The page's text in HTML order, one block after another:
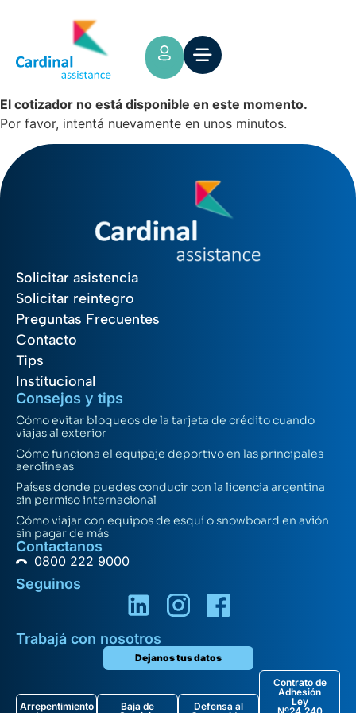
El cotizador no está disponible en este momento.
Por favor, intentá nuevamente en unos minutos.
Solicitar asistencia
Solicitar reintegro
Preguntas Frecuentes
Contacto
Tips
Institucional
Consejos y tips
Cómo evitar bloqueos de la tarjeta de crédito cuando
viajas al exterior
Cómo funciona el equipaje deportivo en las principales
aerolíneas
Países donde puedes conducir con la licencia argentina
sin permiso internacional
Cómo viajar con equipos de esquí o snowboard en avión
sin pagar de más
Contactanos
0800 222 9000
Seguinos
Trabajá con nosotros
Dejanos tus datos
Arrepentimiento
Baja de
Defensa al
Contrato de
Adhesión
Ley